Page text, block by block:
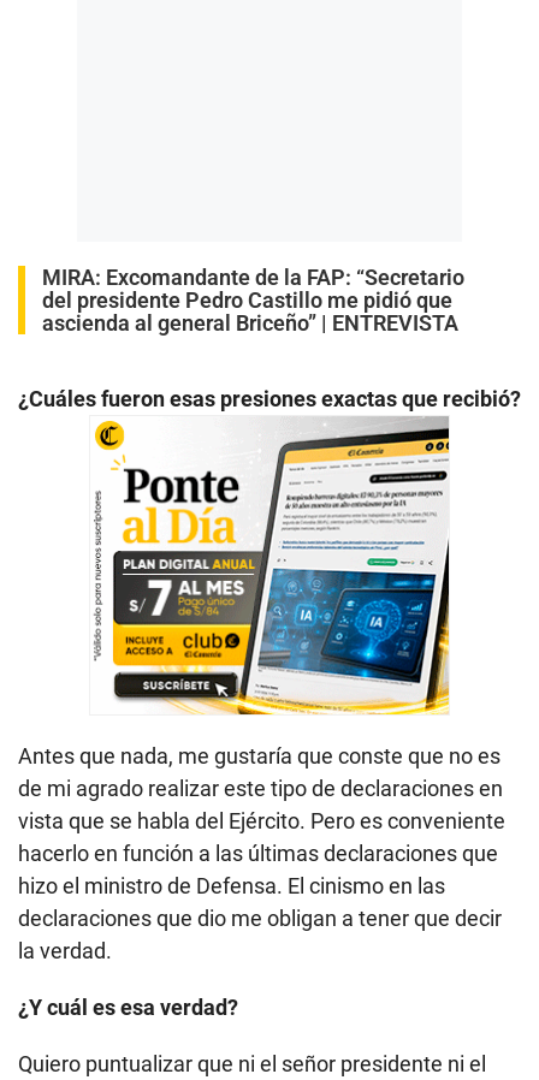
MIRA: Excomandante de la FAP: “Secretario
del presidente Pedro Castillo me pidió que
ascienda al general Briceño” | ENTREVISTA
¿Cuáles fueron esas presiones exactas que recibió?
Antes que nada, me gustaría que conste que no es
de mi agrado realizar este tipo de declaraciones en
vista que se habla del Ejército. Pero es conveniente
hacerlo en función a las últimas declaraciones que
hizo el ministro de Defensa. El cinismo en las
declaraciones que dio me obligan a tener que decir
la verdad.
¿Y cuál es esa verdad?
Quiero puntualizar que ni el señor presidente ni el